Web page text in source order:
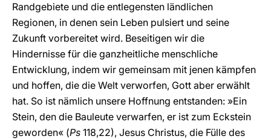
Randgebiete und die entlegensten ländlichen
Regionen, in denen sein Leben pulsiert und seine
Zukunft vorbereitet wird. Beseitigen wir die
Hindernisse für die ganzheitliche menschliche
Entwicklung, indem wir gemeinsam mit jenen kämpfen
und hoffen, die die Welt verworfen, Gott aber erwählt
hat. So ist nämlich unsere Hoffnung entstanden: »Ein
Stein, den die Bauleute verwarfen, er ist zum Eckstein
geworden« (Ps 118,22), Jesus Christus, die Fülle des